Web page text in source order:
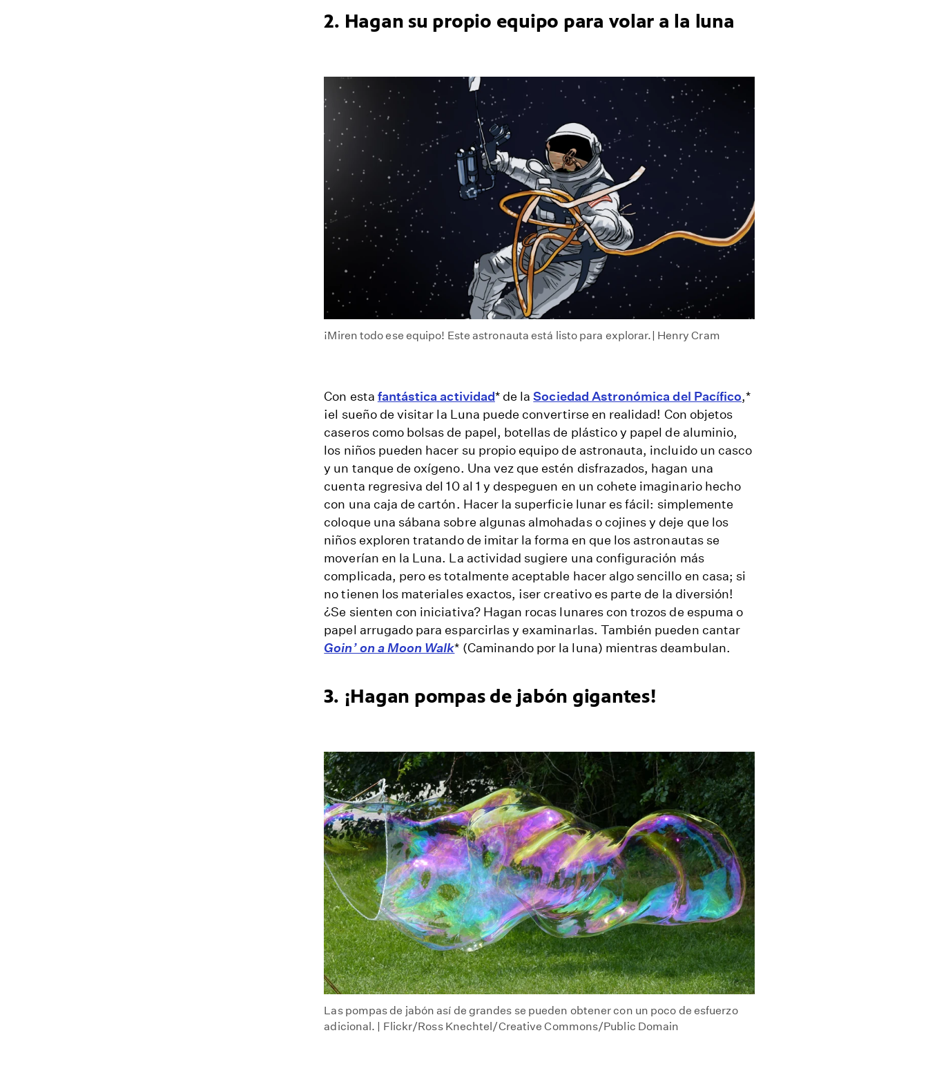
2. Hagan su propio equipo para volar a la luna
¡Miren todo ese equipo! Este astronauta está listo para explorar.| Henry Cram
Con esta fantástica actividad* de laSociedad Astronómica del Pacífico,*
¡el sueño de visitar la Luna puede convertirse en realidad! Con objetos
caseros como bolsas de papel, botellas de plástico y papel de aluminio,
los niños pueden hacer su propio equipo de astronauta, incluido un casco
y un tanque de oxígeno. Una vez que estén disfrazados, hagan una
cuenta regresiva del 10 al 1 y despeguen en un cohete imaginario hecho
con una caja de cartón. Hacer la superficie lunar es fácil: simplemente
coloque una sábana sobre algunas almohadas o cojines y deje que los
niños exploren tratando de imitar la forma en que los astronautas se
moverían en la Luna. La actividad sugiere una configuración más
complicada, pero es totalmente aceptable hacer algo sencillo en casa; si
no tienen los materiales exactos, ¡ser creativo es parte de la diversión!
¿Se sienten con iniciativa? Hagan rocas lunares con trozos de espuma o
papel arrugado para esparcirlas y examinarlas. También pueden cantar
Goin’ on a Moon Walk* (Caminando por la luna) mientras deambulan.
3. ¡Hagan pompas de jabón gigantes!
Las pompas de jabón así de grandes se pueden obtener con un poco de esfuerzo
adicional. | Flickr/Ross Knechtel/Creative Commons/Public Domain